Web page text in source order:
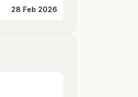
28 Feb 2026